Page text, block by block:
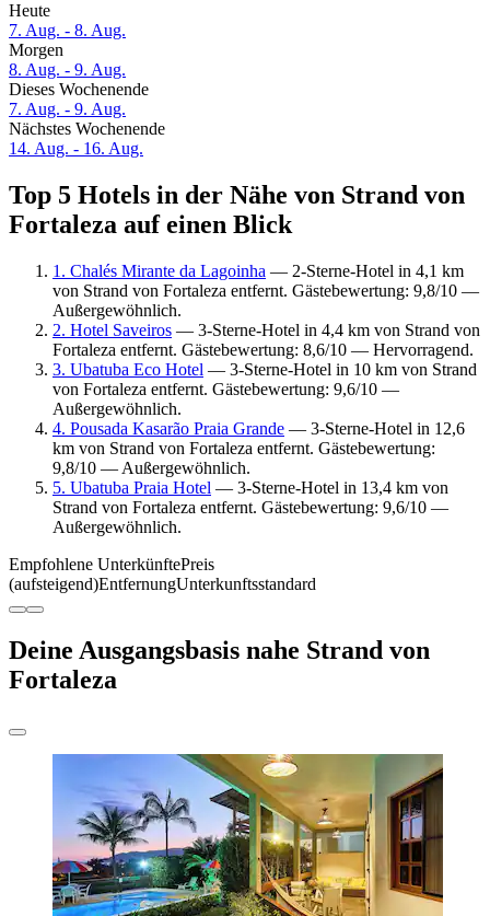
Heute
7. Aug. - 8. Aug.
Morgen
8. Aug. - 9. Aug.
Dieses Wochenende
7. Aug. - 9. Aug.
Nächstes Wochenende
14. Aug. - 16. Aug.
Top 5 Hotels in der Nähe von Strand von
Fortaleza auf einen Blick
1. Chalés Mirante da Lagoinha — 2-Sterne-Hotel in 4,1 km
von Strand von Fortaleza entfernt. Gästebewertung: 9,8/10 —
Außergewöhnlich.
2. Hotel Saveiros — 3-Sterne-Hotel in 4,4 km von Strand von
Fortaleza entfernt. Gästebewertung: 8,6/10 — Hervorragend.
3. Ubatuba Eco Hotel — 3-Sterne-Hotel in 10 km von Strand
von Fortaleza entfernt. Gästebewertung: 9,6/10 —
Außergewöhnlich.
4. Pousada Kasarão Praia Grande — 3-Sterne-Hotel in 12,6
km von Strand von Fortaleza entfernt. Gästebewertung:
9,8/10 — Außergewöhnlich.
5. Ubatuba Praia Hotel — 3-Sterne-Hotel in 13,4 km von
Strand von Fortaleza entfernt. Gästebewertung: 9,6/10 —
Außergewöhnlich.
Empfohlene UnterkünftePreis
(aufsteigend)EntfernungUnterkunftsstandard
Deine Ausgangsbasis nahe Strand von
Fortaleza